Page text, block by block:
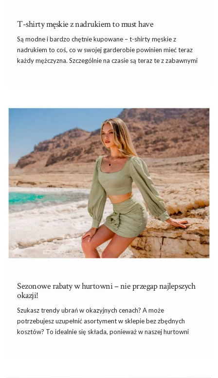
T-shirty męskie z nadrukiem to must have
Są modne i bardzo chętnie kupowane – t-shirty męskie z
nadrukiem to coś, co w swojej garderobie powinien mieć teraz
każdy mężczyzna. Szczególnie na czasie są teraz te z zabawnymi
T-shirt to podstawowa część męskiej garderoby. Panowie noszą
je właściwie przez cały czas – do szortów, jeansów czy spodni
materiałowych, zakładają je także pod koszulę czy sweter.
Można powiedzieć, że się z nimi nie rozstają. Dlatego właśnie
warto mieć je w …
Sezonowe rabaty w hurtowni – nie przegap najlepszych
okazji!
Szukasz trendy ubrań w okazyjnych cenach? A może
potrzebujesz uzupełnić asortyment w sklepie bez zbędnych
kosztów? To idealnie się składa, ponieważ w naszej hurtowni